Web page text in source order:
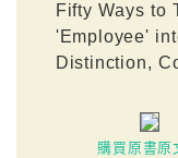
Fifty Ways to
'Employee'
Distinction,
購買原書原